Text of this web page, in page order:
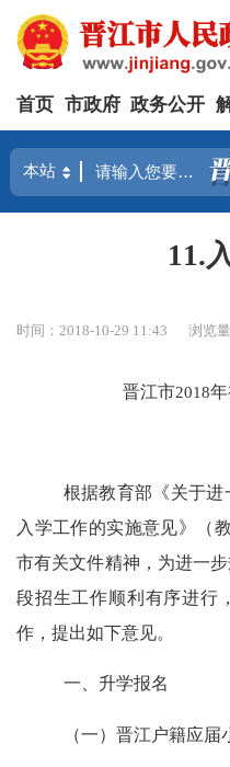
首页 市政府 政务公开
11.
时间：2018-10-29 11:43 浏览
晋江市2018
根据教育部《关于
入学工作的实施意见》（
市有关文件精神， 为进一
段招生工作顺利有序进行
作，提出如下意见。
一、升学报名
（一）晋江户籍应